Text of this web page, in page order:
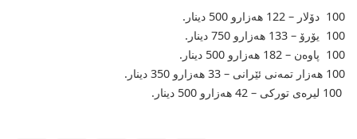
100 دۆلار – 122 هەزارو 500 دینار.
100 یۆرۆ – 133 هەزارو 750 دینار.
100 پاوەن – 182 هەزارو 500 دینار.
100 هەزار تمەنی‌ ئێرانی‌ – 33 هەزارو 350 دینار.